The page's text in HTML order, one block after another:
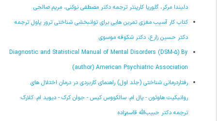
دلیندا مرکر، گلوریا کارپنتر ترجمه دکتر مصطفی نوکنی، مریم صالحی
کتاب کار آسیب مغزی تمرین هایی برای توانبخشی شناختی ترور پاول ترجمه
دکتر حسین زارع، دکتر شکوفه موسوی
Diagnostic and Statistical Manual of Mental Disorders (DSM-5) By
(author) American Psychiatric Association
رفتاردرمانی شناختی (جلد اول) راهنمای کاربردی در درمان اختلال های
روانیکیت هاوتون - پال ام. سالکووس کیس - جوان کرک - دیوید ام. کلارک
ترجمه دکتر حبیب‌‏الله قاسم‌‏زاده